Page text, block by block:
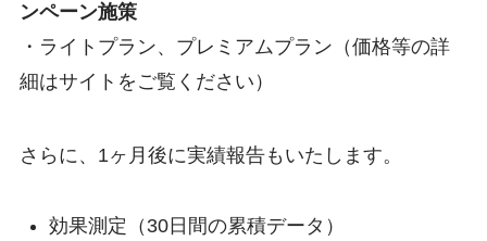
ンペーン施策
・ライトプラン、プレミアムプラン（価格等の詳
細はサイトをご覧ください）
さらに、1ヶ月後に実績報告もいたします。
効果測定（30日間の累積データ）